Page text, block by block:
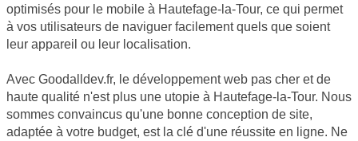
optimisés pour le mobile à Hautefage-la-Tour, ce qui permet
à vos utilisateurs de naviguer facilement quels que soient
leur appareil ou leur localisation.
Avec Goodalldev.fr, le développement web pas cher et de
haute qualité n'est plus une utopie à Hautefage-la-Tour. Nous
sommes convaincus qu'une bonne conception de site,
adaptée à votre budget, est la clé d'une réussite en ligne. Ne